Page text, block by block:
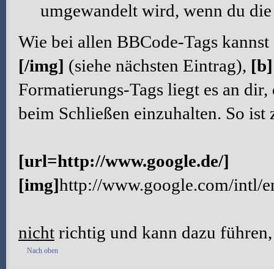
umgewandelt wird, wenn du
Wie bei allen BBCode-Tags
[/img] (siehe nächsten Eintrag),
Formatierungs-Tags liegt es an
beim Schließen einzuhalten. So ist
[url=http://www.google.de/]
[img]http://www.google.com/intl/
nicht richtig und kann dazu
Nach oben